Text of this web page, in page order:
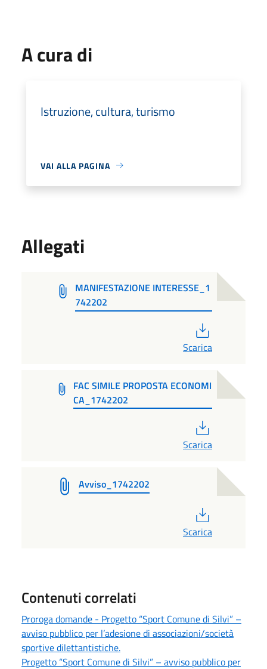
A cura di
Istruzione, cultura, turismo
VAI ALLA PAGINA
Allegati
MANIFESTAZIONE INTERESSE_1
742202
Scarica
FAC SIMILE PROPOSTA ECONOMI
CA_1742202
Scarica
Avviso_1742202
Scarica
Contenuti correlati
Proroga domande - Progetto “Sport Comune di Silvi” –
avviso pubblico per l’adesione di associazioni/società
sportive dilettantistiche.
Progetto “Sport Comune di Silvi” – avviso pubblico per